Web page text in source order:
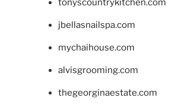
tonyscountrykitchen.com
jbellasnailspa.com
mychaihouse.com
alvisgrooming.com
thegeorginaestate.com